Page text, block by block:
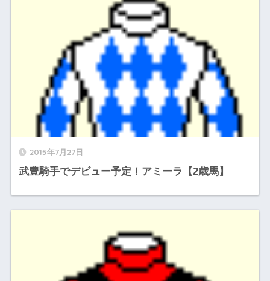
2015年7月27日
武豊騎手でデビュー予定！アミーラ【2歳馬】